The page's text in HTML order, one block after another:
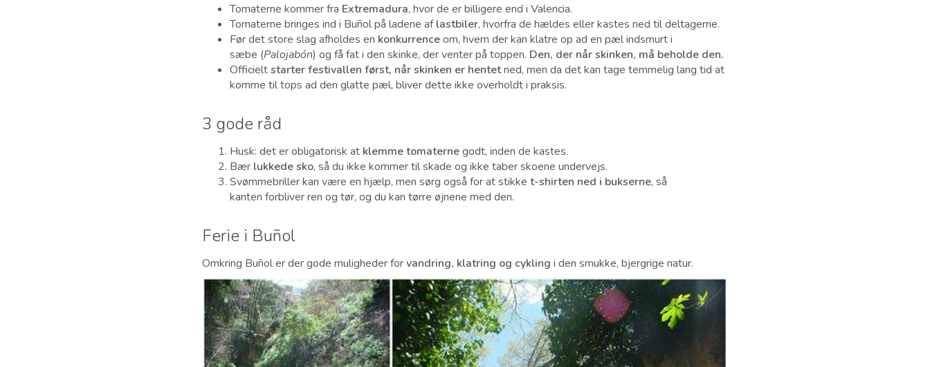
Tomaterne kommer fra Extremadura, hvor de er billigere end i Valencia.
Tomaterne bringes ind i Buñol på ladene aflastbiler, hvorfra de hældes eller kastes ned til deltagerne.
Før det store slag afholdes en konkurrenceom, hvem der kan klatre op ad en pæl indsmurt i
sæbe (Palojabón) og få fat i den skinke, der venter på toppen. Den, der når skinken, må beholde den.
Officieltstarter festivallen først, når skinken er hentetned, men da det kan tage temmelig lang tid at
komme til tops ad den glatte pæl, bliver dette ikke overholdt i praksis.
3 gode råd
Husk: det er obligatorisk at klemme tomaternegodt, inden de kastes.
Bær lukkede sko, så du ikke kommer til skade og ikke taber skoene undervejs.
Svømmebriller kan være en hjælp, men sørg også for at stikke t-shirten ned i bukserne, så
kanten forbliver ren og tør, og du kan tørre øjnene med den.
Ferie i Buñol
Omkring Buñol er der gode muligheder forvandring, klatring og cykling i den smukke, bjergrige natur.